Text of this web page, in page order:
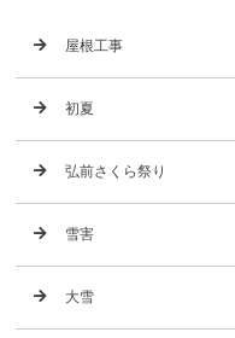
屋根工事
初夏
弘前さくら祭り
雪害
大雪